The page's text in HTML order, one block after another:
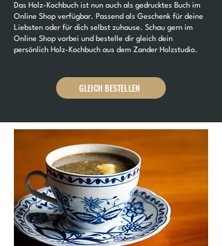
Das Holz-Kochbuch ist nun auch als gedrucktes Buch im
Online Shop verfügbar. Passend als Geschenk für deine
Liebsten oder für dich selbst zuhause. Schau gern im
Online Shop vorbei und bestelle dir gleich dein
persönlich Holz-Kochbuch aus dem Zander Holzstudio.
GLEICH BESTELLEN